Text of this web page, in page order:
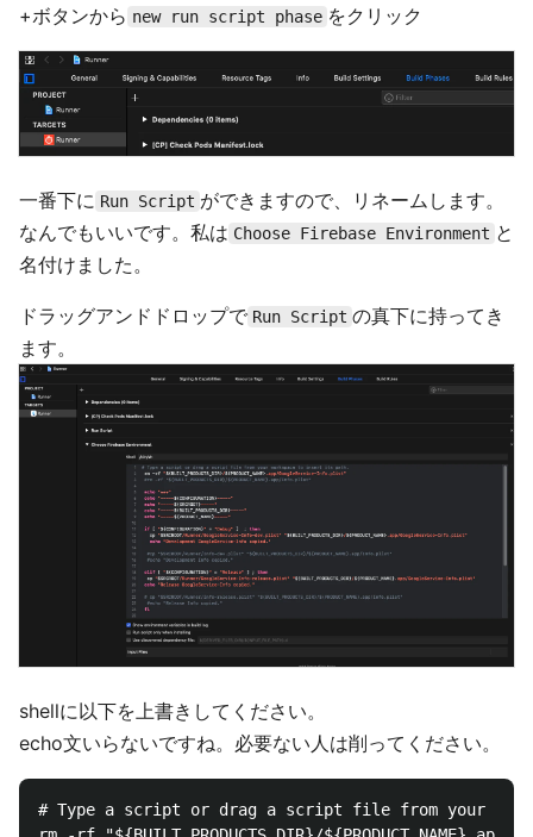
+ボタンから new run script phase をクリック
一番下に Run Script ができますので、リネームします。
なんでもいいです。私は Choose Firebase Environment と
名付けました。
ドラッグアンドドロップで Run Script の真下に持ってき
ます。
shellに以下を上書きしてください。
echo文いらないですね。必要ない人は削ってください。
# Type a script or drag a script file from your